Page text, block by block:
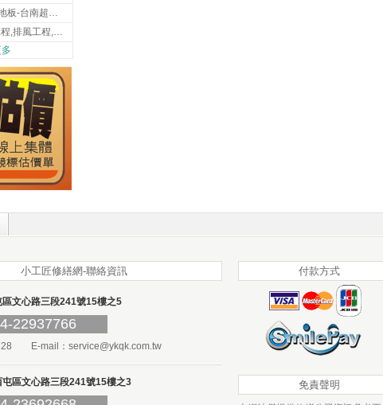
台南京品超耐磨地板-台南超耐磨地板
和亞風業-通風工程,排風工程,彰化通風工程,彰化排風工程
小工匠修繕網-聯絡資訊
文心路三段241號15樓之5
22937766
E-mail： service@ykqk.com.tw
區文心路三段241號15樓之3
付款方式
免責聲明